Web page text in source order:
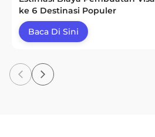
ke 6 Destinasi Populer
Baca Di Sini